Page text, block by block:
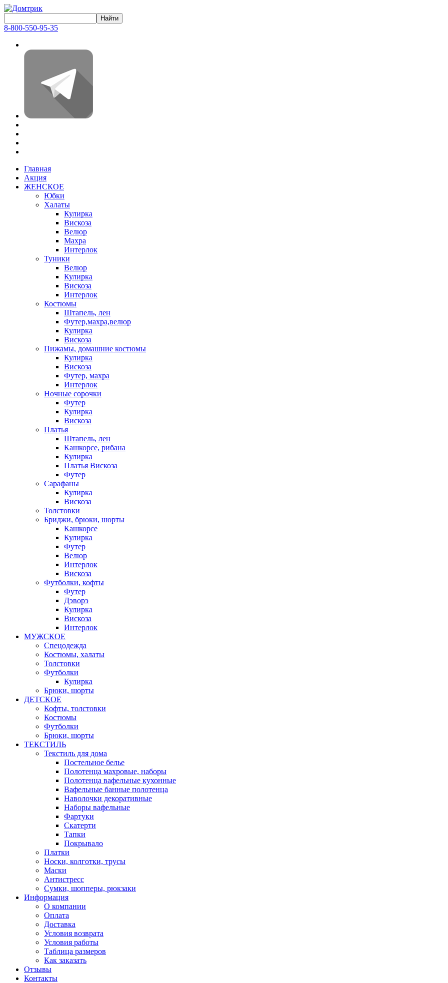
8-800-550-95-35
Главная
Акция
ЖЕНСКОЕ
Юбки
Халаты
Кулирка
Вискоза
Велюр
Махра
Интерлок
Туники
Велюр
Кулирка
Вискоза
Интерлок
Костюмы
Штапель, лен
Футер,махра,велюр
Кулирка
Вискоза
Пижамы, домашние костюмы
Кулирка
Вискоза
Футер, махра
Интерлок
Ночные сорочки
Футер
Кулирка
Вискоза
Платья
Штапель, лен
Кашкорсе, рибана
Кулирка
Платья Вискоза
Футер
Сарафаны
Кулирка
Вискоза
Толстовки
Бриджи, брюки, шорты
Кашкорсе
Кулирка
Футер
Велюр
Интерлок
Вискоза
Футболки, кофты
Футер
Дэворэ
Кулирка
Вискоза
Интерлок
МУЖСКОЕ
Спецодежда
Костюмы, халаты
Толстовки
Футболки
Кулирка
Брюки, шорты
ДЕТСКОЕ
Кофты, толстовки
Костюмы
Футболки
Брюки, шорты
ТЕКСТИЛЬ
Текстиль для дома
Постельное белье
Полотенца махровые, наборы
Полотенца вафельные кухонные
Вафельные банные полотенца
Наволочки декоративные
Наборы вафельные
Фартуки
Скатерти
Тапки
Покрывало
Платки
Носки, колготки, трусы
Маски
Антистресс
Сумки, шопперы, рюкзаки
Информация
О компании
Оплата
Доставка
Условия возврата
Условия работы
Таблица размеров
Как заказать
Отзывы
Контакты